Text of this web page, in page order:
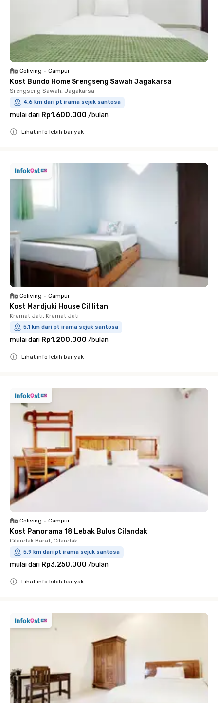
Coliving • Campur
Kost Bundo Home Srengseng Sawah Jagakarsa
Srengseng Sawah, Jagakarsa
4.6 km dari pt irama sejuk santosa
mulai dari Rp1.600.000 /bulan
Lihat info lebih banyak
Coliving • Campur
Kost Mardjuki House Cililitan
Kramat Jati, Kramat Jati
5.1 km dari pt irama sejuk santosa
mulai dari Rp1.200.000 /bulan
Lihat info lebih banyak
Coliving • Campur
Kost Panorama 18 Lebak Bulus Cilandak
Cilandak Barat, Cilandak
5.9 km dari pt irama sejuk santosa
mulai dari Rp3.250.000 /bulan
Lihat info lebih banyak